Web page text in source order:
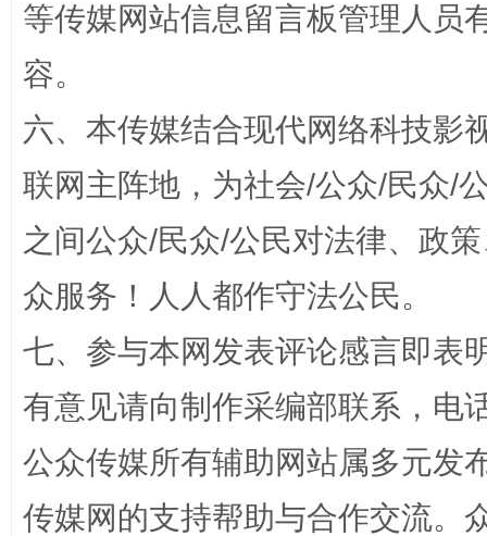
“蜀中异人”王建安的艺术幻境
等传媒网站信息留言板管理人员
容。
六、本传媒结合现代网络科技影
联网主阵地，为社会/公众/民众/
之间公众/民众/公民对法律、政
众服务！人人都作守法公民。
七、参与本网发表评论感言即表
有意见请向制作采编部联系，电
公众传媒所有辅助网站属多元发
传媒网的支持帮助与合作交流。